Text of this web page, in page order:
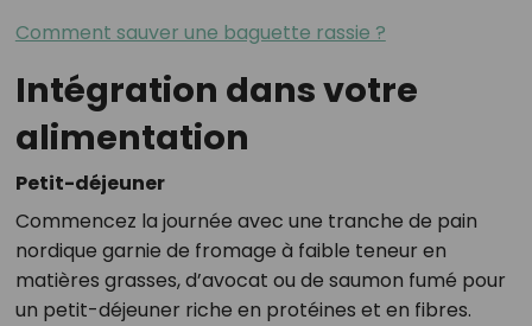
Comment sauver une baguette rassie ?
Intégration dans votre
alimentation
Petit-déjeuner
Commencez la journée avec une tranche de pain
nordique garnie de fromage à faible teneur en
matières grasses, d’avocat ou de saumon fumé pour
un petit-déjeuner riche en protéines et en fibres.